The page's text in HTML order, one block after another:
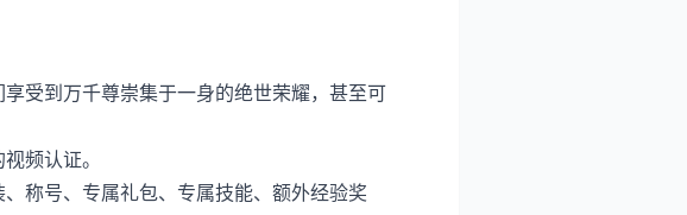
受到万千尊崇集于一身的绝世荣耀，甚至可
频认证。
称号、专属礼包、专属技能、额外经验奖